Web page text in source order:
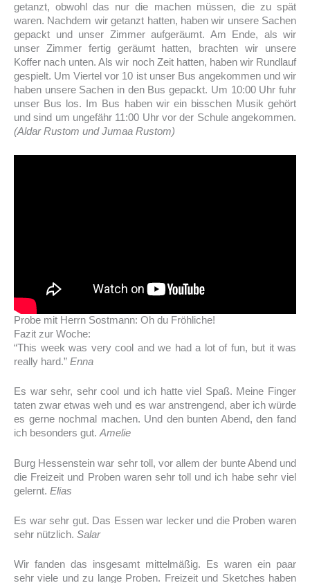
getanzt, obwohl das nur die machen müssen, die zu spät
waren. Nachdem wir getanzt hatten, haben wir unsere Sachen
gepackt und unser Zimmer aufgeräumt. Am Ende, als wir
unser Zimmer fertig geräumt hatten, brachten wir unsere
Koffer nach unten. Als wir noch Zeit hatten, haben wir Rundlauf
gespielt. Um Viertel vor 10 ist unser Bus angekommen und wir
haben unsere Sachen in den Bus gepackt. Um 10:00 Uhr fuhr
unser Bus los. Im Bus haben wir ein bisschen Musik gehört
und sind um ungefähr 11:00 Uhr vor der Schule angekommen.
(Aldar Rustom und Jumaa Rustom)
Probe mit Herrn Sostmann: Oh du Fröhliche!
Fazit zur Woche:
“This week was very cool and we had a lot of fun, but it was
really hard.” Enna
Es war sehr, sehr cool und ich hatte viel Spaß. Meine Finger
taten zwar etwas weh und es war anstrengend, aber ich würde
es gerne nochmal machen. Und den bunten Abend, den fand
ich besonders gut.Amelie
Burg Hessenstein war sehr toll, vor allem der bunte Abend und
die Freizeit und Proben waren sehr toll und ich habe sehr viel
gelernt. Elias
Es war sehr gut. Das Essen war lecker und die Proben waren
sehr nützlich. Salar
Wir fanden das insgesamt mittelmäßig. Es waren ein paar
sehr viele und zu lange Proben. Freizeit und Sketches haben